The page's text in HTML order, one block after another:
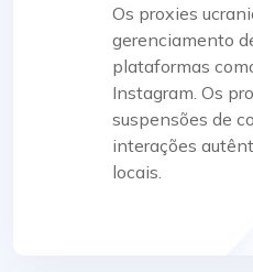
Os proxies
gerenciamento
plataformas
Instagram. Os
suspensões de
interações
locais.